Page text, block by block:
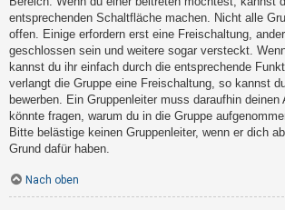
entsprechenden Schaltfläche machen. Nicht alle
offen. Einige erfordern erst eine Freischaltung,
geschlossen sein und weitere sogar versteckt.
kannst du ihr einfach durch die entsprechende
verlangt die Gruppe eine Freischaltung, so kannst
bewerben. Ein Gruppenleiter muss daraufhin deinen
könnte fragen, warum du in die Gruppe
Bitte belästige keinen Gruppenleiter, wenn er dich
Grund dafür haben.
Nach oben